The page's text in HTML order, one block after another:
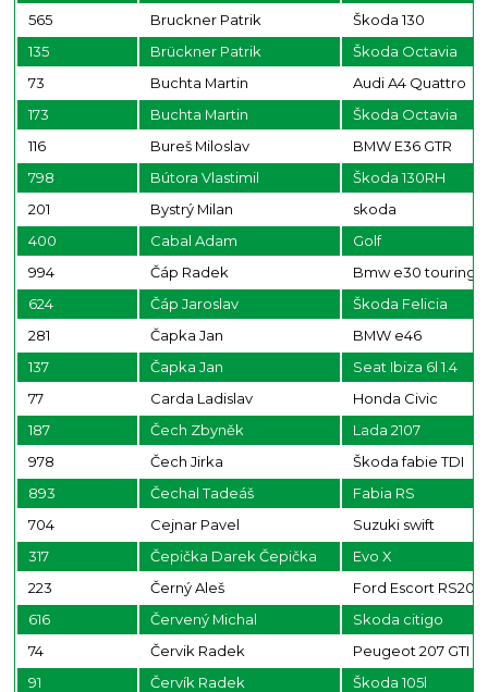
565
Bruckner Patrik
Škoda 130
135
Brückner Patrik
Škoda Octavia
73
Buchta Martin
Audi A4 Quattro
173
Buchta Martin
Škoda Octavia
116
Bureš Miloslav
BMW E36 GTR
798
Bútora Vlastimil
Škoda 130RH
201
Bystrý Milan
skoda
400
Cabal Adam
Golf
994
Čáp Radek
Bmw e30 touring
624
Čáp Jaroslav
Škoda Felicia
281
Čapka Jan
BMW e46
137
Čapka Jan
Seat Ibiza 6l 1.4
77
Carda Ladislav
Honda Civic
187
Čech Zbyněk
Lada 2107
978
Čech Jirka
Škoda fabie TDI
893
Čechal Tadeáš
Fabia RS
704
Cejnar Pavel
Suzuki swift
317
Čepička Darek Čepička
Evo X
223
Černý Aleš
Ford Escort
616
Červený Michal
Skoda citigo
74
Červik Radek
Peugeot 207 GTI
91
Červík Radek
Škoda 105l